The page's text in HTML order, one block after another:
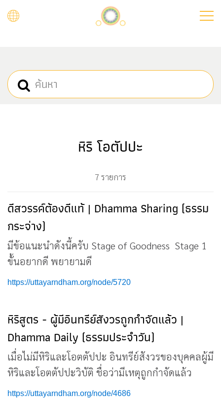
หิริ โอตัปปะ
7 รายการ
ดีสวรรค์ต้องดีแท้ | Dhamma Sharing (ธรรม
กระจ่าง)
มีข้อแนะนำดังนี้ครับ Stage of Goodness Stage 1
ขั้นอยากดี พยายามดี
https://uttayarndham.org/node/5720
หิริสูตร - ผู้มีอินทรีย์สังวรถูกกำจัดแล้ว |
Dhamma Daily (ธรรมประจำวัน)
เมื่อไม่มีหิริและโอตตัปปะ อินทรีย์สังวรของบุคคลผู้มี
หิริและโอตตัปปะวิบัติ ชื่อว่ามีเหตุถูกกำจัดแล้ว
https://uttayarndham.org/node/4686